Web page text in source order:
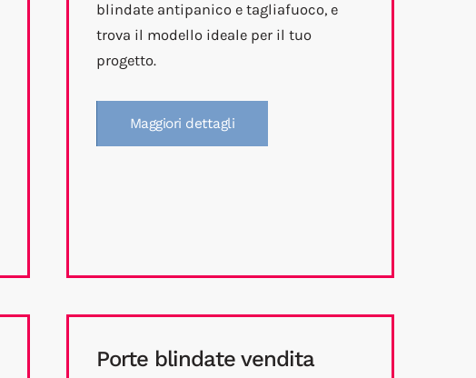
blindate antipanico e tagliafuoco, e
trova il modello ideale per il tuo
progetto.
Maggiori dettagli
Porte blindate vendita